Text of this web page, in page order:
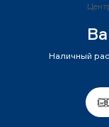
Наличный